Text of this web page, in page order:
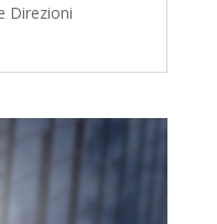
Direzioni